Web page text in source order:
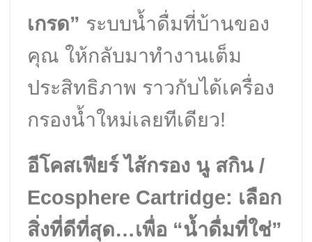
เกรด” ระบบน้ำดื่มที่บ้านของ
คุณ ให้กลับมาทำงานเต็ม
ประสิทธิภาพ ราวกับได้เครื่อง
กรองน้ำใหม่เลยทีเดียว!
อีโคสเฟียร์ ไส้กรอง นู สกิน /
Ecosphere Cartridge: เลือก
สิ่งที่ดีที่สุด…เพื่อ “น้ำดื่มที่ใช่”